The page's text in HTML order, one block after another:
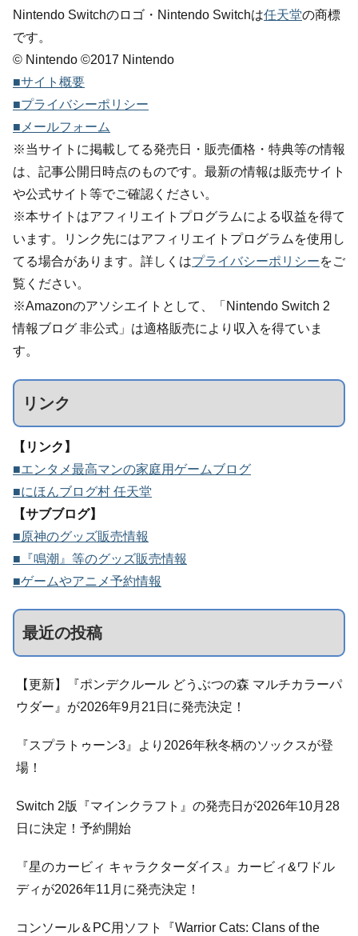
Nintendo Switchのロゴ・Nintendo Switchは任天堂の商標
です。
© Nintendo ©2017 Nintendo
■サイト概要
■プライバシーポリシー
■メールフォーム
※当サイトに掲載してる発売日・販売価格・特典等の情報
は、記事公開日時点のものです。最新の情報は販売サイト
や公式サイト等でご確認ください。
※本サイトはアフィリエイトプログラムによる収益を得て
います。リンク先にはアフィリエイトプログラムを使用し
てる場合があります。詳しくはプライバシーポリシーをご
覧ください。
※Amazonのアソシエイトとして、「Nintendo Switch 2
情報ブログ 非公式」は適格販売により収入を得ていま
す。
リンク
【リンク】
■エンタメ最高マンの家庭用ゲームブログ
■にほんブログ村 任天堂
【サブブログ】
■原神のグッズ販売情報
■『鳴潮』等のグッズ販売情報
■ゲームやアニメ予約情報
最近の投稿
【更新】『ポンデクルール どうぶつの森 マルチカラーパ
ウダー』が2026年9月21日に発売決定！
『スプラトゥーン3』より2026年秋冬柄のソックスが登
場！
Switch 2版『マインクラフト』の発売日が2026年10月28
日に決定！予約開始
『星のカービィ キャラクターダイス』カービィ&ワドル
ディが2026年11月に発売決定！
コンソール＆PC用ソフト『Warrior Cats: Clans of the